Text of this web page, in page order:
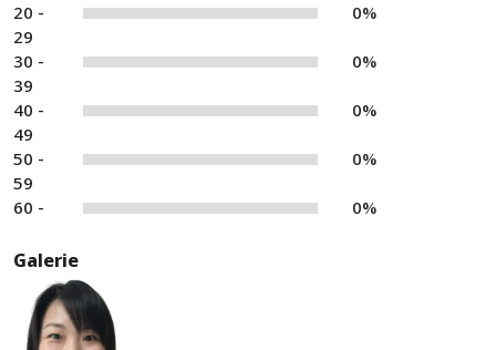
20 -
29
0%
30 -
39
0%
40 -
49
0%
50 -
59
0%
60 - 0%
Galerie